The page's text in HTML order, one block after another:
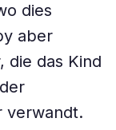
dies
aber
die das Kind
verwandt.